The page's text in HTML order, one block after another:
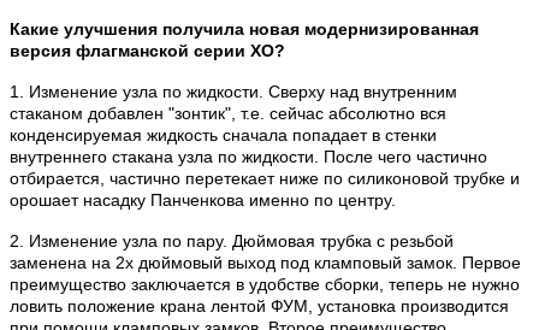
Какие улучшения получила новая модернизированная
версия флагманской серии XO?
1. Изменение узла по жидкости. Сверху над внутренним
стаканом добавлен "зонтик", т.е. сейчас абсолютно вся
конденсируемая жидкость сначала попадает в стенки
внутреннего стакана узла по жидкости. После чего частично
отбирается, частично перетекает ниже по силиконовой трубке и
орошает насадку Панченкова именно по центру.
2. Изменение узла по пару. Дюймовая трубка с резьбой
заменена на 2х дюймовый выход под кламповый замок. Первое
преимущество заключается в удобстве сборки, теперь не нужно
ловить положение крана лентой ФУМ, установка производится